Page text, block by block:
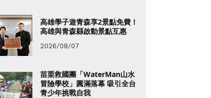
高雄學子遊青森享2景點免費！
高雄與青森縣啟動景點互惠
2026/08/07
苗栗救國團「WaterMan山水
冒險學校」圓滿落幕 吸引全台
青少年挑戰自我